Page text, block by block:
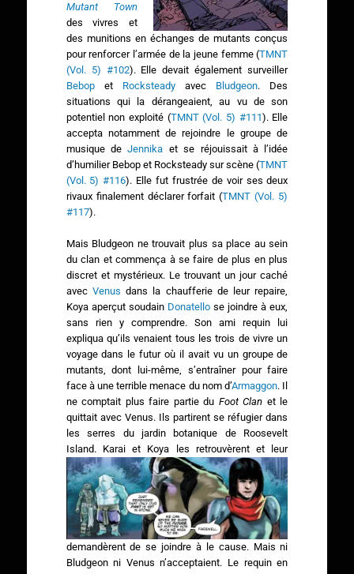
Mutant Town
des vivres et
des munitions en échanges de mutants conçus
pour renforcer l’armée de la jeune femme (TMNT
(Vol. 5) #102). Elle devait également surveiller
Bebopet Rocksteadyavec Bludgeon. Des
situations qui la dérangeaient, au vu de son
potentiel non exploité (TMNT (Vol. 5) #111). Elle
accepta notamment de rejoindre le groupe de
musique deJennika et se réjouissait à l’idée
d’humilier Bebop et Rocksteady sur scène (TMNT
(Vol. 5) #116). Elle fut frustrée de voir ses deux
rivaux finalement déclarer forfait (TMNT (Vol. 5)
#117).
Mais Bludgeon ne trouvait plus sa place au sein
du clan et commença à se faire de plus en plus
discret et mystérieux. Le trouvant un jour caché
avec Venus dans la chaufferie de leur repaire,
Koya aperçut soudain Donatellose joindre à eux,
sans rien y comprendre. Son ami requin lui
expliqua qu’ils venaient tous les trois de vivre un
voyage dans le futur où il avait vu un groupe de
mutants, dont lui-même, s’entraîner pour faire
face à une terrible menace du nom d’Armaggon. Il
ne comptait plus faire partie du Foot Clan et le
quittait avec Venus. Ils partirent se réfugier dans
les serres du jardin botanique de Roosevelt
Island. Karai et Koya les retrouvèrent et leur
demandèrent de se joindre à le cause. Mais ni
Bludgeon ni Venus n’acceptaient. Le requin en